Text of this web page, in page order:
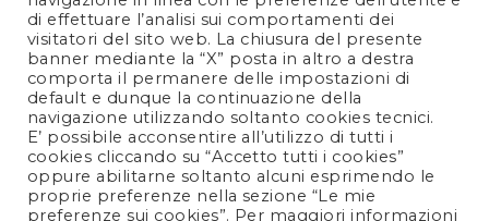
LEGAL NOTES
CONTACTS
FOLLOW US
di effettuare l’analisi sui comportamenti dei
visitatori del sito web. La chiusura del presente
banner mediante la “X” posta in altro a destra
comporta il permanere delle impostazioni di
default e dunque la continuazione della
navigazione utilizzando soltanto cookies tecnici.
E’ possibile acconsentire all’utilizzo di tutti i
cookies cliccando su “Accetto tutti i cookies”
oppure abilitarne soltanto alcuni esprimendo le
proprie preferenze nella sezione “Le mie
preferenze sui cookies”. Per maggiori informazioni